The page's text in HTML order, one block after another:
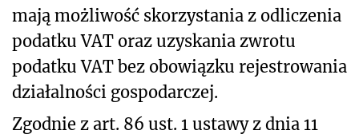
mają możliwość skorzystania z odliczenia
podatku VAT oraz uzyskania zwrotu
podatku VAT bez obowiązku rejestrowania
działalności gospodarczej.
Zgodnie z art. 86 ust. 1 ustawy z dnia 11